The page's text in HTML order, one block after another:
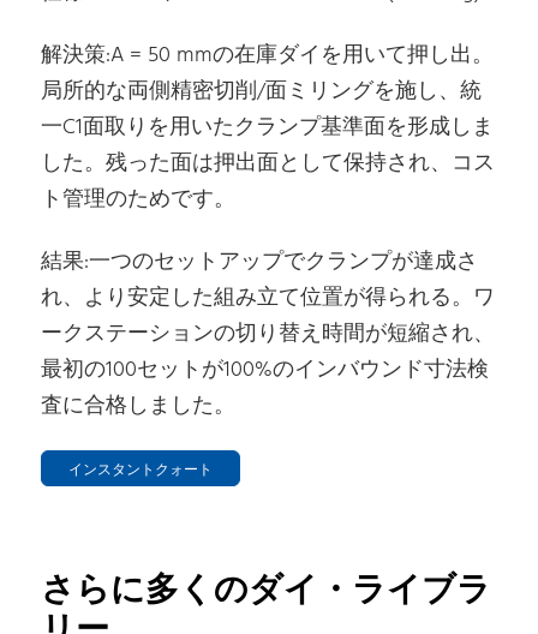
解決策:A = 50 mmの在庫ダイを用いて押し出。
局所的な両側精密切削/面ミリングを施し、統
一C1面取りを用いたクランプ基準面を形成しま
した。残った面は押出面として保持され、コス
ト管理のためです。
結果:一つのセットアップでクランプが達成さ
れ、より安定した組み立て位置が得られる。ワ
ークステーションの切り替え時間が短縮され、
最初の100セットが100%のインバウンド寸法検
査に合格しました。
インスタントクォート
さらに多くのダイ・ライブラ